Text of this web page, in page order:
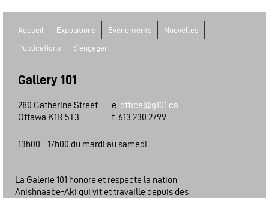
Accueil Expositions Événements
Nouvelles
Publications
S'engager
Gallery 101
280 Catherine Street
Ottawa K1R 5T3
e. office@g101.ca
t. 613.230.2799
13h00 - 17h00 du mardi au samedi
La Galerie 101 honore et respecte la nation
Anishnaabe-Aki qui vit et travaille depuis des